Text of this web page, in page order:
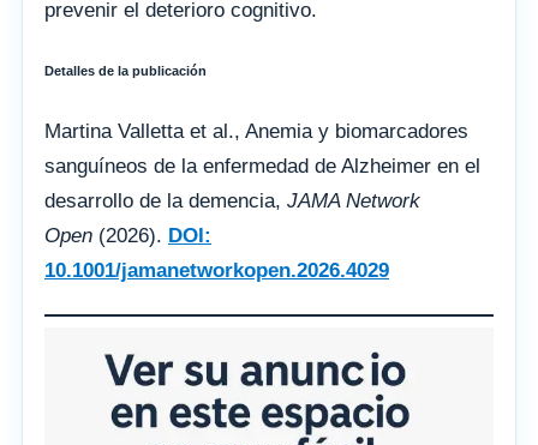
prevenir el deterioro cognitivo.
Detalles de la publicación
Martina Valletta et al., Anemia y biomarcadores
sanguíneos de la enfermedad de Alzheimer en el
desarrollo de la demencia, JAMA Network
Open (2026). DOI:
10.1001/jamanetworkopen.2026.4029